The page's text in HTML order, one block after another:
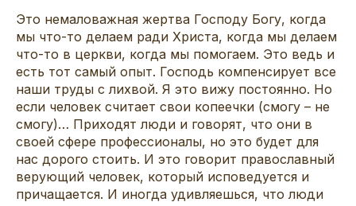
Это немаловажная жертва Господу Богу, когда
мы что-то делаем ради Христа, когда мы делаем
что-то в церкви, когда мы помогаем. Это ведь и
есть тот самый опыт. Господь компенсирует все
наши труды с лихвой. Я это вижу постоянно. Но
если человек считает свои копеечки (смогу – не
смогу)… Приходят люди и говорят, что они в
своей сфере профессионалы, но это будет для
нас дорого стоить. И это говорит православный
верующий человек, который исповедуется и
причащается. И иногда удивляешься, что люди